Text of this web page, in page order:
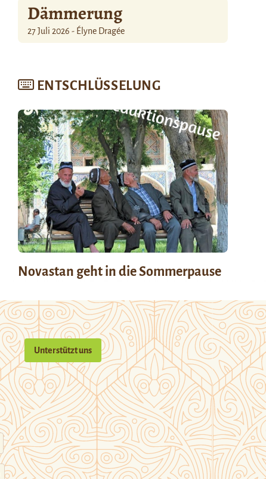
Dämmerung
27 Juli 2026 - Élyne Dragée
ENTSCHLÜSSELUNG
Novastan geht in die Sommerpause
Unterstützt uns